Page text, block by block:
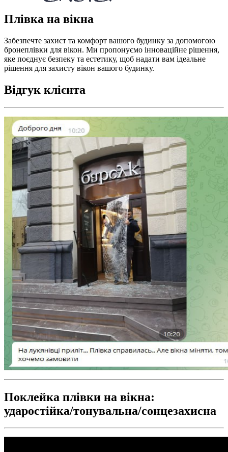
Плівка на вікна
Забезпечте захист та комфорт вашого будинку за допомогою
бронеплівки для вікон. Ми пропонуємо інноваційне рішення,
яке поєднує безпеку та естетику, щоб надати вам ідеальне
рішення для захисту вікон вашого будинку.
Відгук клієнта
Поклейка плівки на вікна:
ударостійка/тонувальна/сонцезахисна